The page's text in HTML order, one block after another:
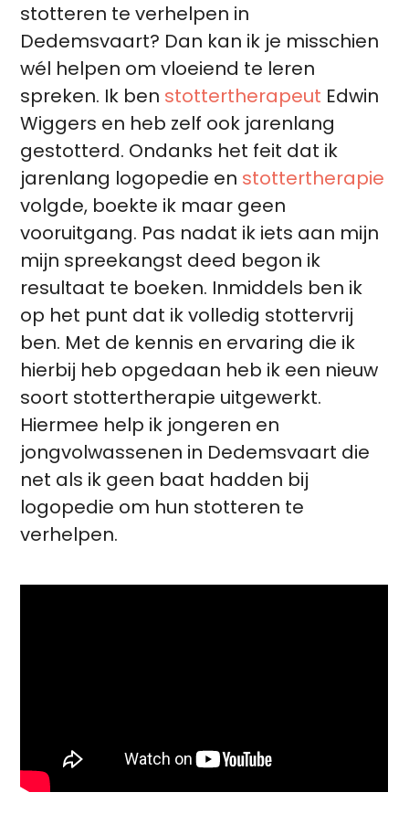
stotteren te verhelpen in
Dedemsvaart? Dan kan ik je misschien
wél helpen om vloeiend te leren
spreken. Ik ben stottertherapeut Edwin
Wiggers en heb zelf ook jarenlang
gestotterd. Ondanks het feit dat ik
jarenlang logopedie en stottertherapie
volgde, boekte ik maar geen
vooruitgang. Pas nadat ik iets aan mijn
mijn spreekangst deed begon ik
resultaat te boeken. Inmiddels ben ik
op het punt dat ik volledig stottervrij
ben. Met de kennis en ervaring die ik
hierbij heb opgedaan heb ik een nieuw
soort stottertherapie uitgewerkt.
Hiermee help ik jongeren en
jongvolwassenen in Dedemsvaart die
net als ik geen baat hadden bij
logopedie om hun stotteren te
verhelpen.